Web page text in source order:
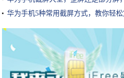
华为手机5种常用截屏方式，教你轻